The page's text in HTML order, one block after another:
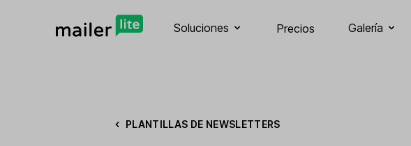
Soluciones Precios Galería
PLANTILLAS DE NEWSLETTERS